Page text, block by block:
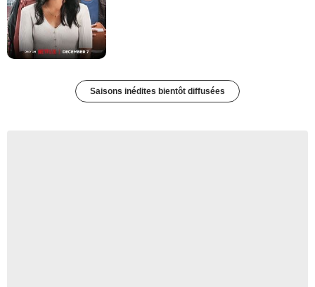
Saisons inédites bientôt diffusées